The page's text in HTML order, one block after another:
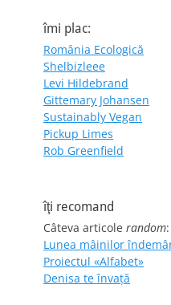
îmi plac:
România Ecologică
Shelbizleee
Levi Hildebrand
Gittemary Johansen
Sustainably Vegan
Pickup Limes
Rob Greenfield
îţi recomand
Câteva articole random:
Lunea mâinilor
Proiectul «Alfabet»
Denisa te învaţă